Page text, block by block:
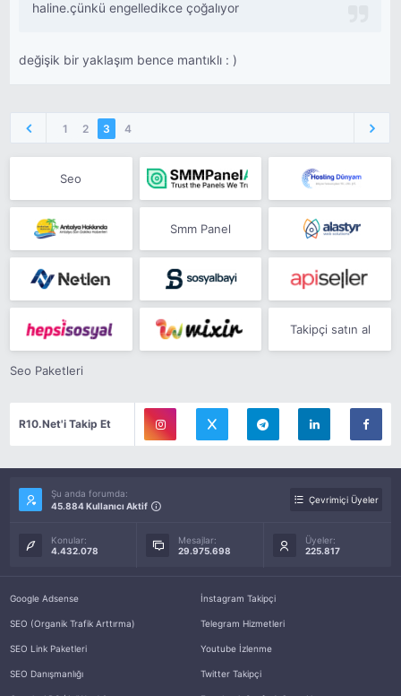
haline.çünkü engelledikce çoğalıyor
değişik bir yaklaşım bence mantıklı : )
1 2 3 4
Seo
Smm Panel
Takipçi satın al
Seo Paketleri
R10.Net'i Takip Et
Şu anda forumda:
45.884 Kullanıcı Aktif
Çevrimiçi Üyeler
Konular:
4.432.078
Mesajlar:
29.975.698
Üyeler:
225.817
Google Adsense
SEO (Organik Trafik Arttırma)
SEO Link Paketleri
SEO Danışmanlığı
İnstagram Takipçi
Telegram Hizmetleri
Youtube İzlenme
Twitter Takipçi